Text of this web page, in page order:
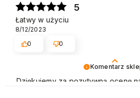
jeszcze i mamy nadzieję - do
Pozdrawiamy
Komentarz
Dziękujemy za pozytywną ocenę
5
Łatwy w użyciu
8/12/2023
0
0